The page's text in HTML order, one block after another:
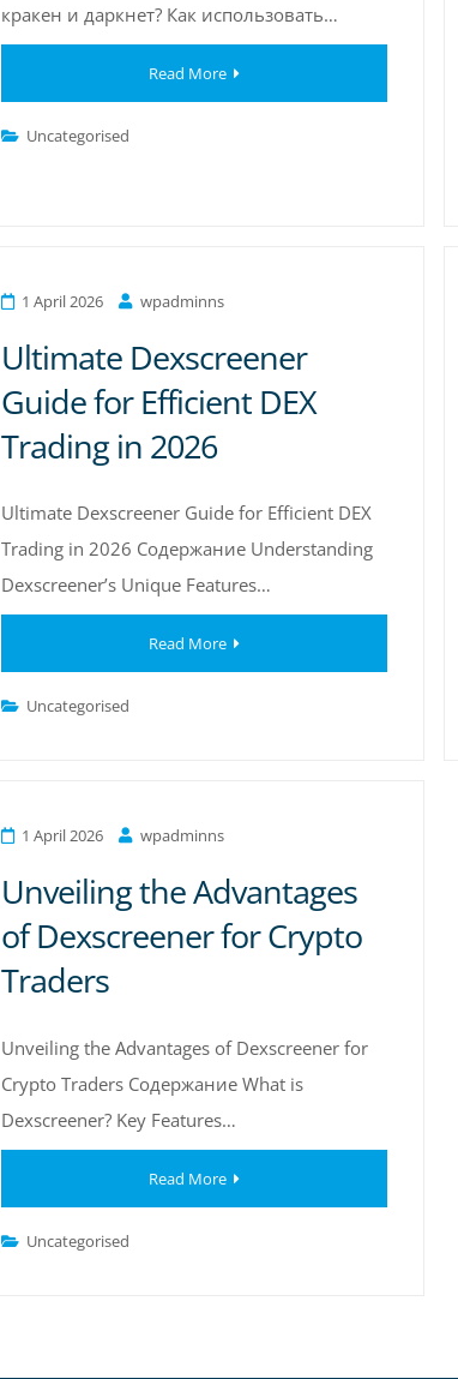
кракен и даркнет? Как использовать…
Read More
Uncategorised
1 April 2026 wpadminns
Ultimate Dexscreener
Guide for Efficient DEX
Trading in 2026
Ultimate Dexscreener Guide for Efficient DEX
Trading in 2026 Содержание Understanding
Dexscreener’s Unique Features…
Read More
Uncategorised
1 April 2026 wpadminns
Unveiling the Advantages
of Dexscreener for Crypto
Traders
Unveiling the Advantages of Dexscreener for
Crypto Traders Содержание What is
Dexscreener? Key Features…
Read More
Uncategorised